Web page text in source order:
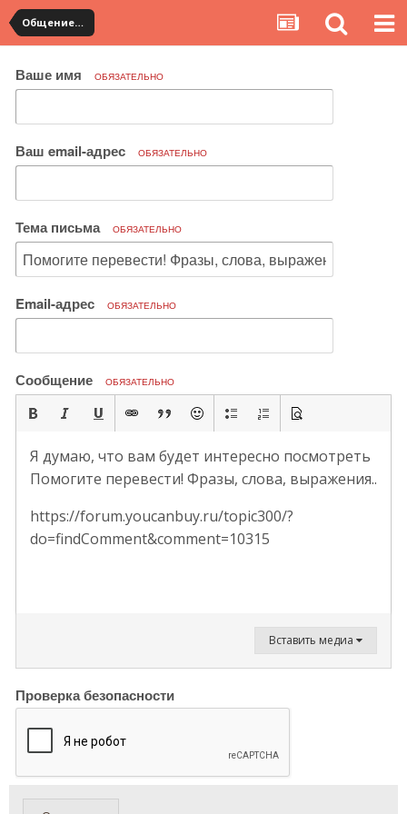
Общение с продавцами. Использование WangWang и TradeManager
Ваше имя ОБЯЗАТЕЛЬНО
Ваш email-адрес ОБЯЗАТЕЛЬНО
Тема письма ОБЯЗАТЕЛЬНО
Email-адрес ОБЯЗАТЕЛЬНО
Сообщение ОБЯЗАТЕЛЬНО
Я думаю, что вам будет интересно посмотреть
Помогите перевести! Фразы, слова, выражения..
https://forum.youcanbuy.ru/topic300/?
do=findComment&comment=10315
Вставить медиа
Проверка безопасности